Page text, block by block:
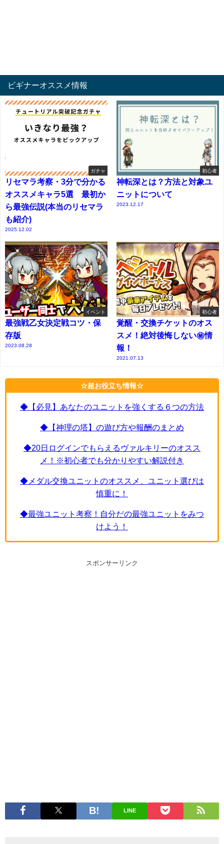
ビギナーオススメ情報
ガチャ
リセマラ考察・3分で分かる
オススメキャラ5選 最初か
ら最強伝説(本当のリセマラ
も紹介)
2025.12.02
初心者
神転深とは？方法と対象ユ
ニットについて
2023.12.17
イベント
最強戦乙女決定戦コツ・保
存版
2023.08.28
初心者
覚醒・交換チケットのオス
スメ！絶対後悔しない㊙情
報！
2021.07.13
☆超お役立ち情報☆
◆【必見】あなたのユニットを強くする６つの方法
◆【神理の塔】の遊び方や報酬のまとめ
◆20日ログインでもらえるヴァルキリーのオスス
メ！※初心者でも分かりやすい解説付き
◆メダル交換ユニットのオススメ、ユニット選びは
慎重に！
◆最強ユニット考察！自分だの最強ユニットをみつ
けよう！
スポンサーリンク
LINE